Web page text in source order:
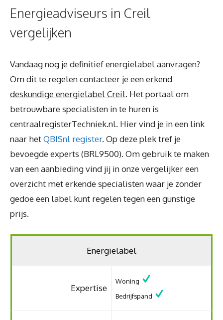
Energieadviseurs in Creil
vergelijken
Vandaag nog je definitief energielabel aanvragen?
Om dit te regelen contacteer je eenerkend
deskundige energielabel Creil. Het portaal om
betrouwbare specialisten in te huren is
centraalregisterTechniek.nl. Hier vind je in een link
naar hetQBISnl register. Op deze plek tref je
bevoegde experts (BRL9500). Om gebruik te maken
van een aanbieding vind jij in onze vergelijker een
overzicht met erkende specialisten waar je zonder
gedoe een label kunt regelen tegen een gunstige
prijs.
Energielabel
Expertise
Woning
Bedrijfspand